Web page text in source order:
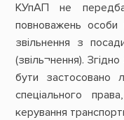
КУпАП не
повноважень особи
звільнення з
(звіль¬нення).
бути застосовано
спеціального
керування